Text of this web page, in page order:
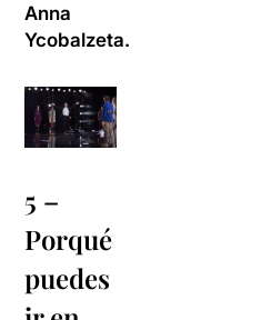
Anna
Ycobalzeta.
5 –
Porqué
puedes